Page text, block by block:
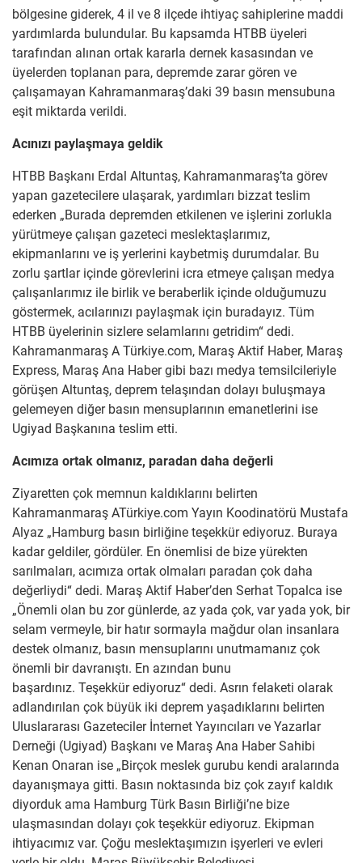
bölgesine giderek, 4 il ve 8 ilçede ihtiyaç sahiplerine maddi
yardımlarda bulundular. Bu kapsamda HTBB üyeleri
tarafından alınan ortak kararla dernek kasasından ve
üyelerden toplanan para, depremde zarar gören ve
çalışamayan Kahramanmaraş’daki 39 basın mensubuna
eşit miktarda verildi.
Acınızı paylaşmaya geldik
HTBB Başkanı Erdal Altuntaş, Kahramanmaraş’ta görev
yapan gazetecilere ulaşarak, yardımları bizzat teslim
ederken „Burada depremden etkilenen ve işlerini zorlukla
yürütmeye çalışan gazeteci meslektaşlarımız,
ekipmanlarını ve iş yerlerini kaybetmiş durumdalar. Bu
zorlu şartlar içinde görevlerini icra etmeye çalışan medya
çalışanlarımız ile birlik ve beraberlik içinde olduğumuzu
göstermek, acılarınızı paylaşmak için buradayız. Tüm
HTBB üyelerinin sizlere selamlarını getridim“ dedi.
Kahramanmaraş A Türkiye.com, Maraş Aktif Haber, Maraş
Express, Maraş Ana Haber gibi bazı medya temsilcileriyle
görüşen Altuntaş, deprem telaşından dolayı buluşmaya
gelemeyen diğer basın mensuplarının emanetlerini ise
Ugiyad Başkanına teslim etti.
Acımıza ortak olmanız, paradan daha değerli
Ziyaretten çok memnun kaldıklarını belirten
Kahramanmaraş ATürkiye.com Yayın Koodinatörü Mustafa
Alyaz „Hamburg basın birliğine teşekkür ediyoruz. Buraya
kadar geldiler, gördüler. En önemlisi de bize yürekten
sarılmaları, acımıza ortak olmaları paradan çok daha
değerliydi“ dedi. Maraş Aktif Haber’den Serhat Topalca ise
„Önemli olan bu zor günlerde, az yada çok, var yada yok, bir
selam vermeyle, bir hatır sormayla mağdur olan insanlara
destek olmanız, basın mensuplarını unutmamanız çok
önemli bir davranıştı. En azından bunu
başardınız. Teşekkür ediyoruz“ dedi. Asrın felaketi olarak
adlandırılan çok büyük iki deprem yaşadıklarını belirten
Uluslararası Gazeteciler İnternet Yayıncıları ve Yazarlar
Derneği (Ugiyad) Başkanı ve Maraş Ana Haber Sahibi
Kenan Onaran ise „Birçok meslek gurubu kendi aralarında
dayanışmaya gitti. Basın noktasında biz çok zayıf kaldık
diyorduk ama Hamburg Türk Basın Birliği’ne bize
ulaşmasından dolayı çok teşekkür ediyoruz. Ekipman
ihtiyacımız var. Çoğu meslektaşımızın işyerleri ve evleri